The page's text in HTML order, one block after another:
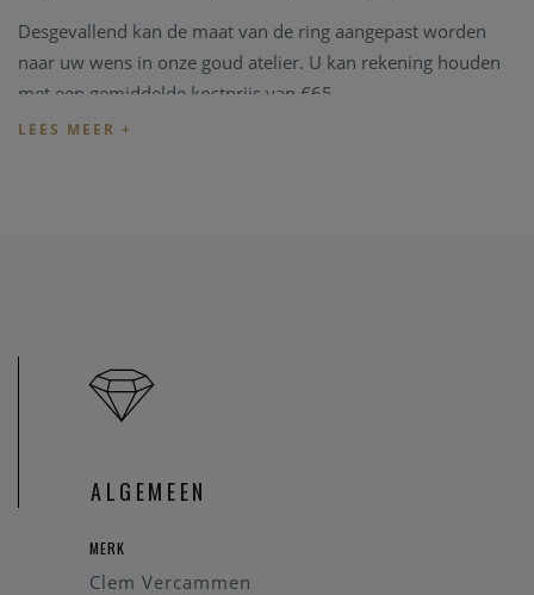
Desgevallend kan de maat van de ring aangepast worden
naar uw wens in onze goud atelier. U kan rekening houden
met een gemiddelde kostprijs van €65.
Heeft u verder vragen kan u
ALGEMEEN
MERK
Clem Vercammen